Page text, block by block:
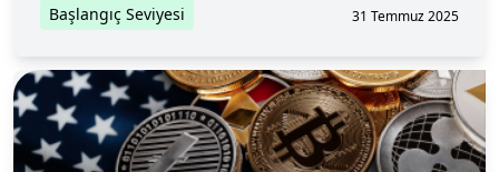
Başlangıç Seviyesi 31 Temmuz 2025